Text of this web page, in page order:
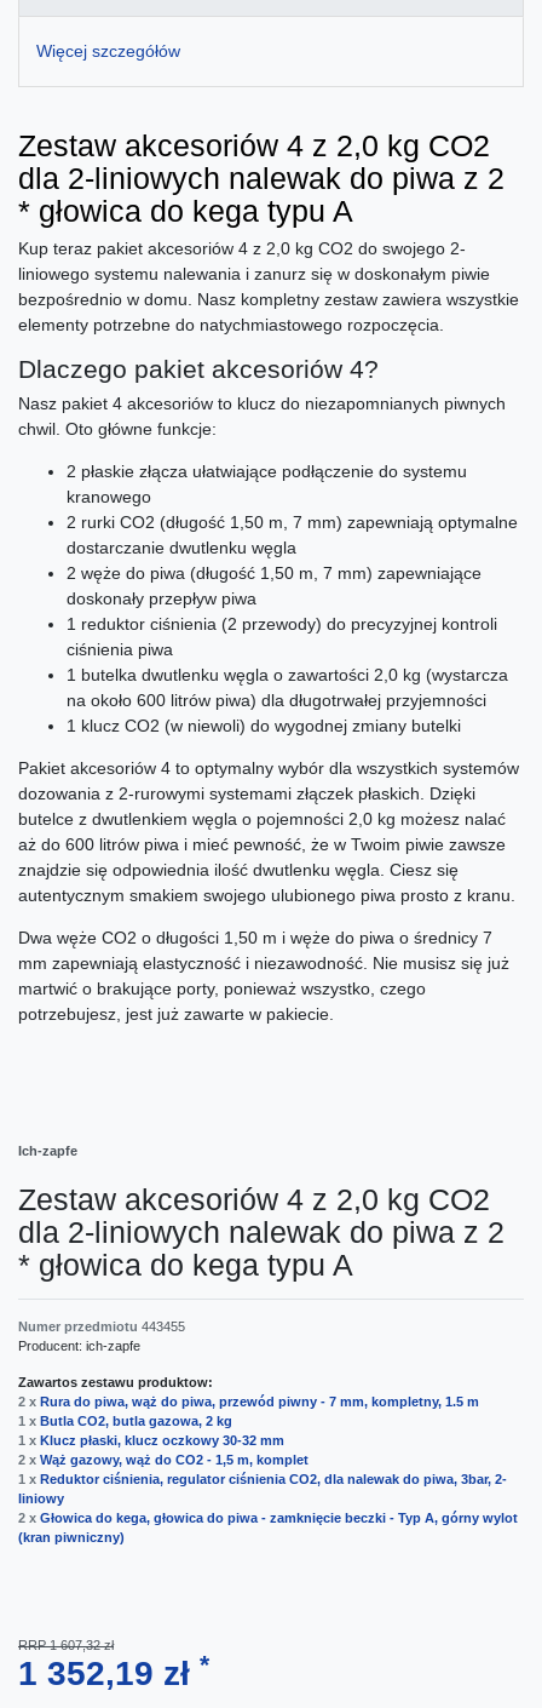
Więcej szczegółów
Zestaw akcesoriów 4 z 2,0 kg CO2
dla 2-liniowych nalewak do piwa z 2
* głowica do kega typu A
Kup teraz pakiet akcesoriów 4 z 2,0 kg CO2 do swojego 2-
liniowego systemu nalewania i zanurz się w doskonałym piwie
bezpośrednio w domu. Nasz kompletny zestaw zawiera wszystkie
elementy potrzebne do natychmiastowego rozpoczęcia.
Dlaczego pakiet akcesoriów 4?
Nasz pakiet 4 akcesoriów to klucz do niezapomnianych piwnych
chwil. Oto główne funkcje:
2 płaskie złącza ułatwiające podłączenie do systemu
kranowego
2 rurki CO2 (długość 1,50 m, 7 mm) zapewniają optymalne
dostarczanie dwutlenku węgla
2 węże do piwa (długość 1,50 m, 7 mm) zapewniające
doskonały przepływ piwa
1 reduktor ciśnienia (2 przewody) do precyzyjnej kontroli
ciśnienia piwa
1 butelka dwutlenku węgla o zawartości 2,0 kg (wystarcza
na około 600 litrów piwa) dla długotrwałej przyjemności
1 klucz CO2 (w niewoli) do wygodnej zmiany butelki
Pakiet akcesoriów 4 to optymalny wybór dla wszystkich systemów
dozowania z 2-rurowymi systemami złączek płaskich. Dzięki
butelce z dwutlenkiem węgla o pojemności 2,0 kg możesz nalać
aż do 600 litrów piwa i mieć pewność, że w Twoim piwie zawsze
znajdzie się odpowiednia ilość dwutlenku węgla. Ciesz się
autentycznym smakiem swojego ulubionego piwa prosto z kranu.
Dwa węże CO2 o długości 1,50 m i węże do piwa o średnicy 7
mm zapewniają elastyczność i niezawodność. Nie musisz się już
martwić o brakujące porty, ponieważ wszystko, czego
potrzebujesz, jest już zawarte w pakiecie.
Ich-zapfe
Zestaw akcesoriów 4 z 2,0 kg CO2
dla 2-liniowych nalewak do piwa z 2
* głowica do kega typu A
Numer przedmiotu 443455
Producent: ich-zapfe
Zawartos zestawu produktow:
2 x Rura do piwa, wąż do piwa, przewód piwny - 7 mm, kompletny, 1.5 m
1 x Butla CO2, butla gazowa, 2 kg
1 x Klucz płaski, klucz oczkowy 30-32 mm
2 x Wąż gazowy, wąż do CO2 - 1,5 m, komplet
1 x Reduktor ciśnienia, regulator ciśnienia CO2, dla nalewak do piwa, 3bar, 2-
liniowy
2 x Głowica do kega, głowica do piwa - zamknięcie beczki - Typ A, górny wylot
(kran piwniczny)
RRP 1 607,32 zł
1 352,19 zł *